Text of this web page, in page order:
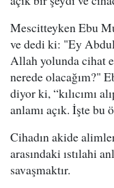
Mescitteyken Ebu
ve dedi ki: "Ey
Allah yolunda cihat
nerede olacağım?"
diyor ki, “kılıcımı
anlamı açık. İşte bu
Cihadın akide
arasındaki ıstılahi
savaşmaktır.